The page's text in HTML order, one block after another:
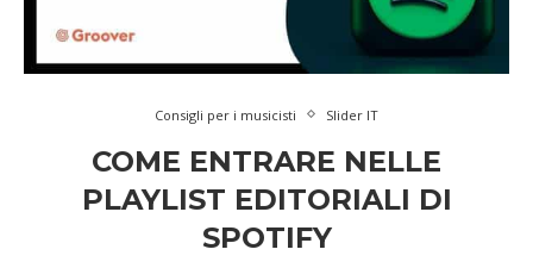
Consigli per i musicisti Slider IT
COME ENTRARE NELLE
PLAYLIST EDITORIALI DI
SPOTIFY